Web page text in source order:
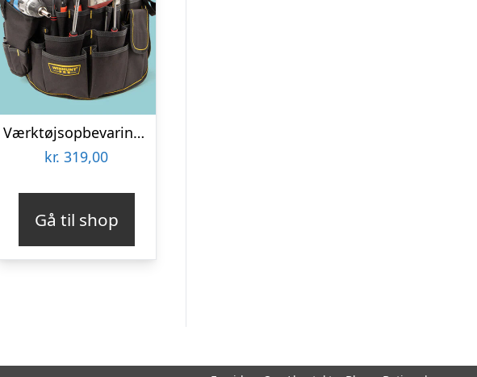
Værktøjsopbevaring til spand
kr. 319,00
Gå til shop